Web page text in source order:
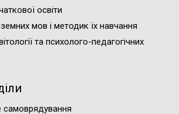
освіти
мов і методик їх навчання
та психолого-педагогічних
самоврядування